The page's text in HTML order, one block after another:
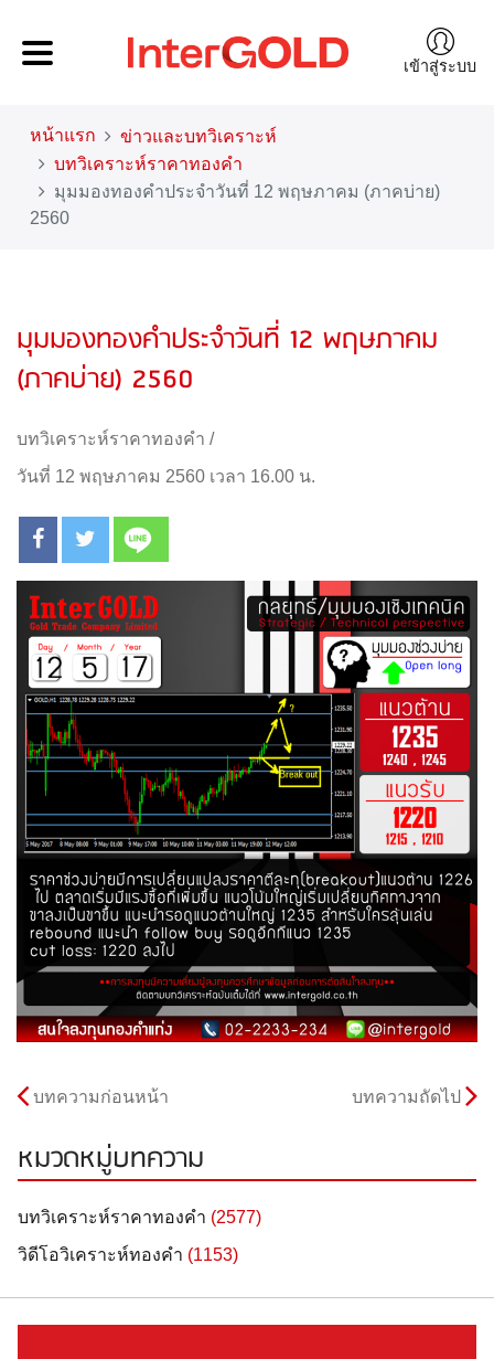
เข้าสู่ระบบ
หน้าแรก
ข่าวและบทวิเคราะห์
บทวิเคราะห์ราคาทองคำ
มุมมองทองคำประจำวันที่ 12 พฤษภาคม (ภาคบ่าย)
2560
มุมมองทองคำประจำวันที่ 12 พฤษภาคม
(ภาคบ่าย) 2560
บทวิเคราะห์ราคาทองคำ /
วันที่ 12 พฤษภาคม 2560 เวลา 16.00 น.
บทความก่อนหน้า บทความถัดไป
หมวดหมู่บทความ
บทวิเคราะห์ราคาทองคำ (2577)
วิดีโอวิเคราะห์ทองคำ (1153)